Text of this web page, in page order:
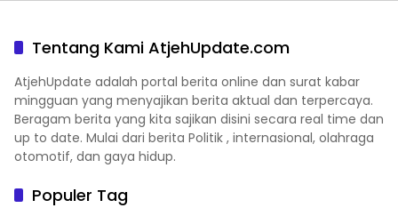
Tentang Kami AtjehUpdate.com
AtjehUpdate adalah portal berita online dan surat kabar
mingguan yang menyajikan berita aktual dan terpercaya.
Beragam berita yang kita sajikan disini secara real time dan
up to date. Mulai dari berita Politik , internasional, olahraga
otomotif, dan gaya hidup.
Populer Tag